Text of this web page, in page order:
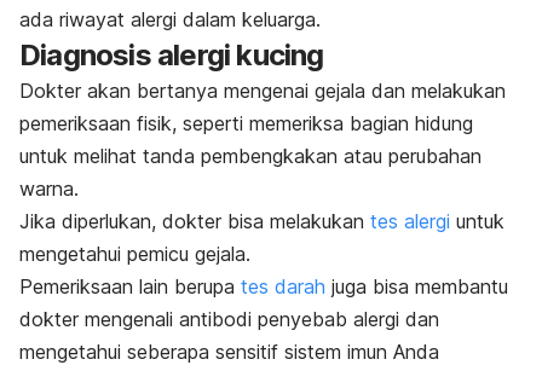
ada riwayat alergi dalam keluarga.
Diagnosis alergi kucing
Dokter akan bertanya mengenai gejala dan melakukan
pemeriksaan fisik, seperti memeriksa bagian hidung
untuk melihat tanda pembengkakan atau perubahan
warna.
Jika diperlukan, dokter bisa melakukan tes alergi untuk
mengetahui pemicu gejala.
Pemeriksaan lain berupa tes darah juga bisa membantu
dokter mengenali antibodi penyebab alergi dan
mengetahui seberapa sensitif sistem imun Anda